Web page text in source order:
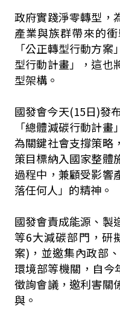
政府實踐淨零轉型，
產業與族群帶來的
「公正轉型行動方
型行動計畫」，這也
型架構。
國發會今天(15日)發
「總體減碳行動計
為關鍵社會支撐策略
策目標納入國家整體
過程中，兼顧受影響
落任何人」的精神。
國發會責成能源、製
等6大減碳部門，研
案)，並邀集內政部
環境部等機關，自今
徵詢會議，邀利害關
與。